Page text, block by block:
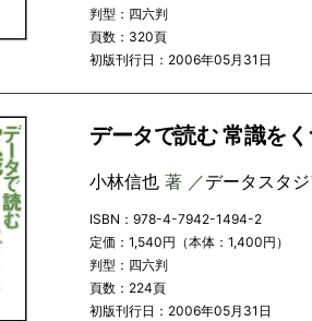
判型：四六判
頁数：320頁
初版刊行日：2006年05月31日
データで読む 常識を
小林信也 著 ／データスタ
ISBN：978-4-7942-1494-2
定価：1,540円（本体：1,400円）
判型：四六判
頁数：224頁
初版刊行日：2006年05月31日